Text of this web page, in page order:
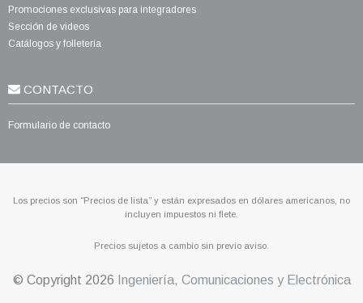
Promociones exclusivas para integradores
Sección de videos
Catálogos y folletería
CONTACTO
Formulario de contacto
Los precios son “Precios de lista” y están expresados en dólares americanos, no
incluyen impuestos ni flete.
Precios sujetos a cambio sin previo aviso.
© Copyright 2026 Ingeniería, Comunicaciones y Electrónica